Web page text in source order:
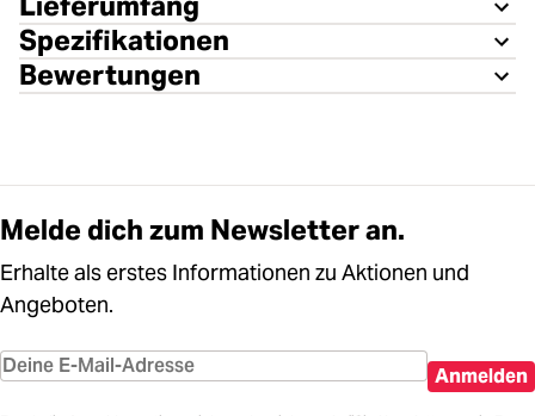
Spezifikationen
Bewertungen
Melde dich zum Newsletter an.
Erhalte als erstes Informationen zu Aktionen und
Angeboten.
Anmelden